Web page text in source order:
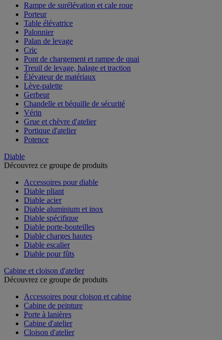
Rampe de surélévation et cale roue
Porteur
Table élévatrice
Palonnier
Palan de levage
Cric
Pont de chargement et rampe de quai
Treuil de levage, halage et traction
Élévateur de matériaux
Lève-palette
Gerbeur
Chandelle et béquille de sécurité
Vérin
Grue et chèvre d'atelier
Portique d'atelier
Potence
Diable
Découvrez ce groupe de produits
Accessoires pour diable
Diable pliant
Diable acier
Diable aluminium et inox
Diable spécifique
Diable porte-bouteilles
Diable charges hautes
Diable escalier
Diable pour fûts
Cabine et cloison d'atelier
Découvrez ce groupe de produits
Accessoires pour cloison et cabine
Cabine de peinture
Porte à lanières
Cabine d'atelier
Cloison d'atelier